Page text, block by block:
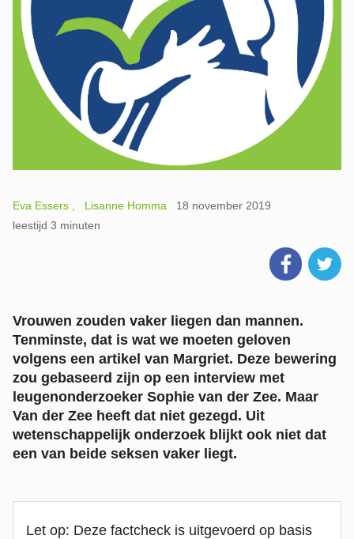
Eva Essers Lisanne Homma
18 november 2019
leestijd 3 minuten
Vrouwen zouden vaker liegen dan mannen.
Tenminste, dat is wat we moeten geloven
volgens een artikel van Margriet. Deze bewering
zou gebaseerd zijn op een interview met
leugenonderzoeker Sophie van der Zee. Maar
Van der Zee heeft dat niet gezegd. Uit
wetenschappelijk onderzoek blijkt ook niet dat
een van beide seksen vaker liegt.
Let op: Deze factcheck is uitgevoerd op basis